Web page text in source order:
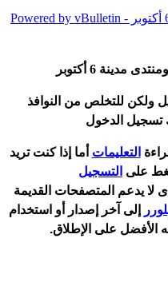
مدينة 6 أكتوبر
ولكن للتخلص من النوافذ
تسجيل الدخول
التعليمات ما إذا كنت تريد
على التسجيل
لا يدعم المتصفحات القديمة
إلى آخر إصدار أو استخدام
الأفضل على الإطلاق.